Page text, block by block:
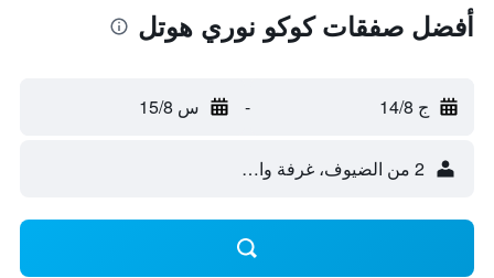
أفضل صفقات كوكو نوري هوتل
ج 14/8 - س 15/8
2 من الضيوف، غرفة واحدة